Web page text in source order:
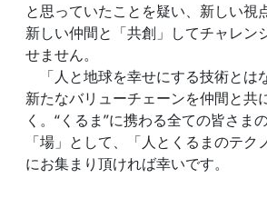
と思っていたことを疑い、新しい視
新しい仲間と「共創」してチャレン
せません。
「人と地球を幸せにする技術とは
新たなバリューチェーンを仲間と共
く。“くるま”に携わる全ての皆さま
「場」として、「人とくるまのテク
にお集まり頂ければ幸いです。